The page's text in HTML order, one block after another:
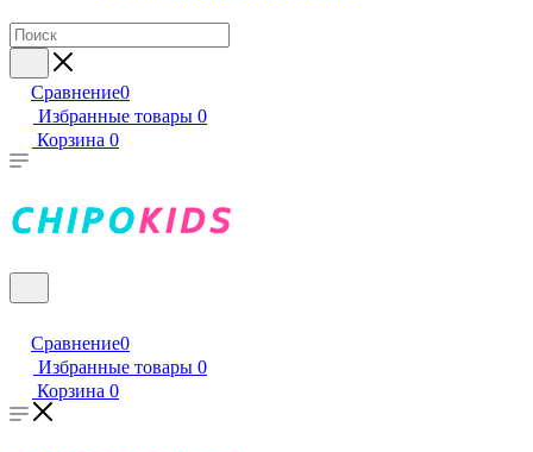
Сравнение0
Избранные товары 0
Корзина 0
Сравнение0
Избранные товары 0
Корзина 0